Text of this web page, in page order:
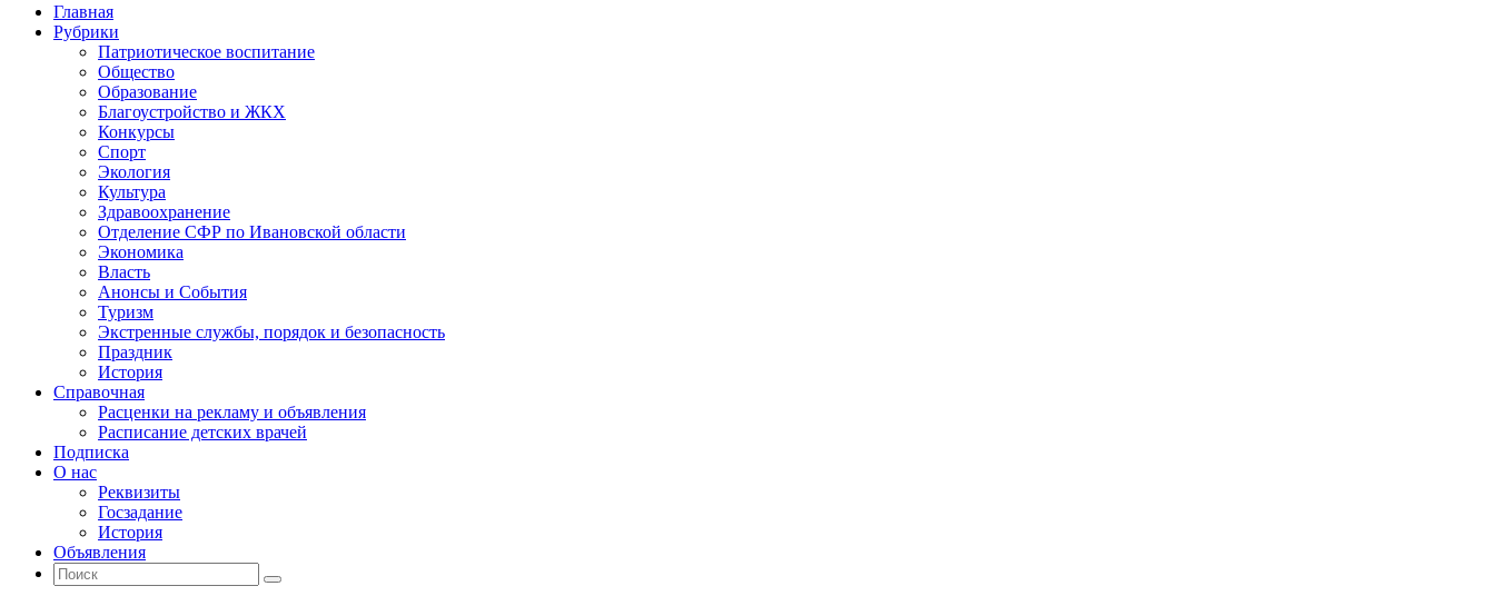
Промотать
содержимому
Главная
Рубрики
Патриотическое воспитание
Общество
Образование
Благоустройство и ЖКХ
Конкурсы
Спорт
Экология
Культура
Здравоохранение
Отделение СФР по Ивановской области
Экономика
Власть
Анонсы и События
Туризм
Экстренные службы, порядок и безопасность
Праздник
История
Справочная
Расценки на рекламу и объявления
Расписание детских врачей
Подписка
О нас
Реквизиты
Госзадание
История
Объявления
Поиск
Искать:
Поиск